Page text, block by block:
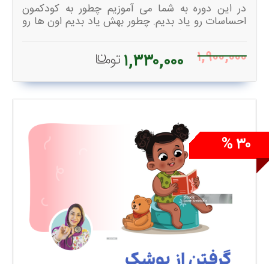
در این دوره به شما می آموزیم چطور به کودکمون
احساسات رو یاد بدیم. چطور بهش یاد بدیم اون ها رو
به درستی بیان کنه. چطور خشم و اضطرابش رو کنترل
کنه. چطور به بدنش آگاه باشه و کنترل درست افکار و
رفتار داشته باشه
۱,۹۰۰,۰۰۰ ۱,۳۳۰,۰۰۰
۳۰ %